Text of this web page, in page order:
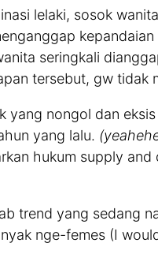
lelaki, sosok
seringkali
tersebut, gw tidak
yang nongol dan
yang lalu.
hukum supply
trend yang sedang
nge-femes (I